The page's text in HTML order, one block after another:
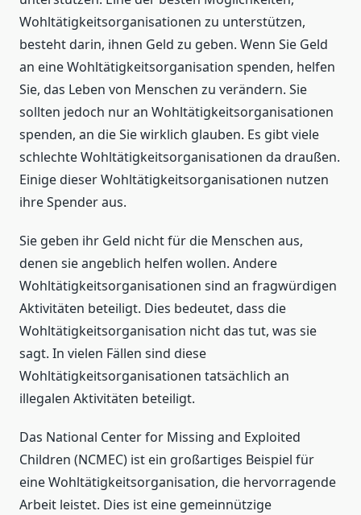
Wohltätigkeitsorganisationen zu unterstützen,
besteht darin, ihnen Geld zu geben. Wenn Sie Geld
an eine Wohltätigkeitsorganisation spenden, helfen
Sie, das Leben von Menschen zu verändern. Sie
sollten jedoch nur an Wohltätigkeitsorganisationen
spenden, an die Sie wirklich glauben. Es gibt viele
schlechte Wohltätigkeitsorganisationen da draußen.
Einige dieser Wohltätigkeitsorganisationen nutzen
ihre Spender aus.
Sie geben ihr Geld nicht für die Menschen aus,
denen sie angeblich helfen wollen. Andere
Wohltätigkeitsorganisationen sind an fragwürdigen
Aktivitäten beteiligt. Dies bedeutet, dass die
Wohltätigkeitsorganisation nicht das tut, was sie
sagt. In vielen Fällen sind diese
Wohltätigkeitsorganisationen tatsächlich an
illegalen Aktivitäten beteiligt.
Das National Center for Missing and Exploited
Children (NCMEC) ist ein großartiges Beispiel für
eine Wohltätigkeitsorganisation, die hervorragende
Arbeit leistet. Dies ist eine gemeinnützige